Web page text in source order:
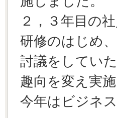
２，３年目の
研修のはじめ
討議をしてい
趣向を変え実
今年はビジネ